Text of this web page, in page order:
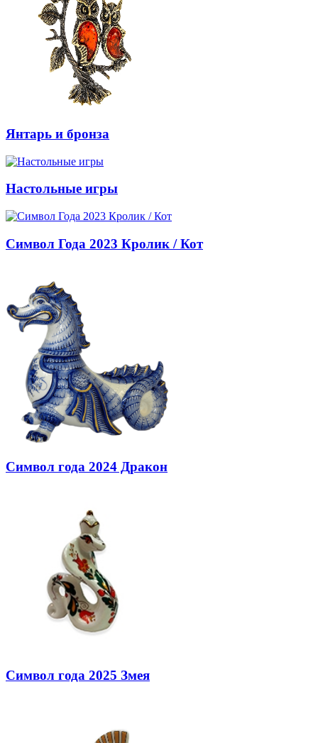
Янтарь и бронза
Настольные игры
Символ Года 2023 Кролик / Кот
Символ года 2024 Дракон
Символ года 2025 Змея